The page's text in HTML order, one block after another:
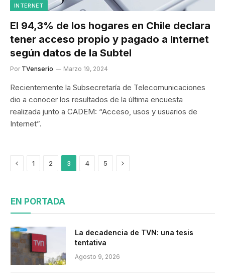
INTERNET
El 94,3% de los hogares en Chile declara
tener acceso propio y pagado a Internet
según datos de la Subtel
Por TVenserio Marzo 19, 2024
Recientemente la Subsecretaría de Telecomunicaciones
dio a conocer los resultados de la última encuesta
realizada junto a CADEM: “Acceso, usos y usuarios de
Internet”.
Previous
1 2 3 4 5 Siguiente
EN PORTADA
La decadencia de TVN: una tesis
tentativa
Agosto 9, 2026